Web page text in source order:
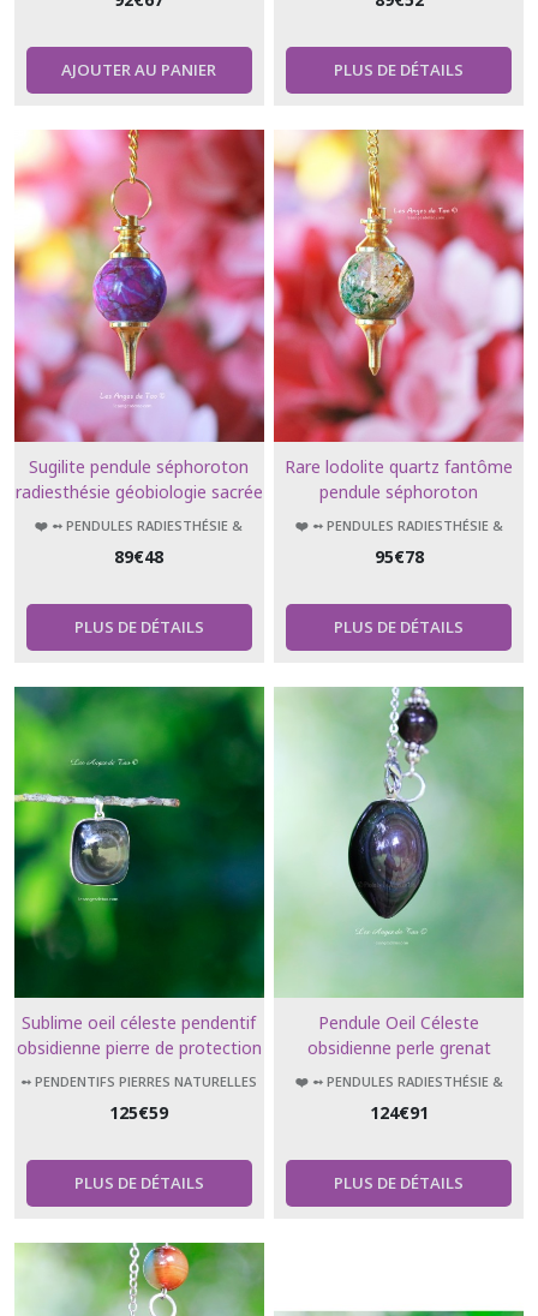
AJOUTER AU PANIER PLUS DE DÉTAILS
Sugilite pendule séphoroton
radiesthésie géobiologie sacrée
❤️ ➻ PENDULES RADIESTHÉSIE &
89€48
PLUS DE DÉTAILS
Rare lodolite quartz fantôme
pendule séphoroton
❤️ ➻ PENDULES RADIESTHÉSIE &
95€78
PLUS DE DÉTAILS
Sublime oeil céleste pendentif
obsidienne pierre de protection
➻ PENDENTIFS PIERRES NATURELLES
125€59
PLUS DE DÉTAILS
Pendule Oeil Céleste
obsidienne perle grenat
❤️ ➻ PENDULES RADIESTHÉSIE &
124€91
PLUS DE DÉTAILS